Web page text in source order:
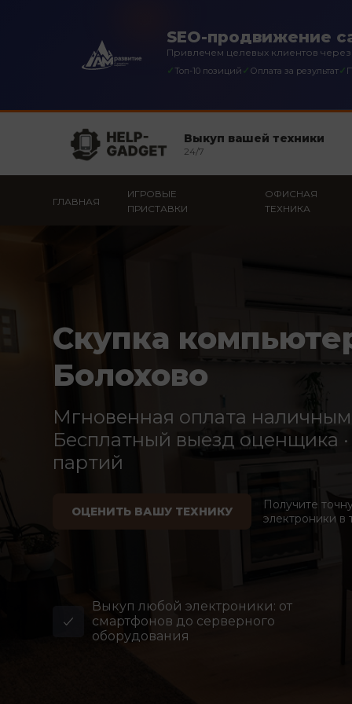
SEO-продвижение
Привлечем целевых клиентов
✓Топ-10 позиций ✓ Оплата за результат✓
Выкуп вашей техники
24/7
ГЛАВНАЯ
ИГРОВЫЕ
ПРИСТАВКИ
ОФИСНАЯ
ТЕХНИКА
Скупка
Болохово
Мгновенная оплата
Бесплатный выезд оценщика
партий
ОЦЕНИТЬ ВАШУ ТЕХНИКУ
Получите
электроники в
Выкуп любой электроники: от
смартфонов до серверного
оборудования